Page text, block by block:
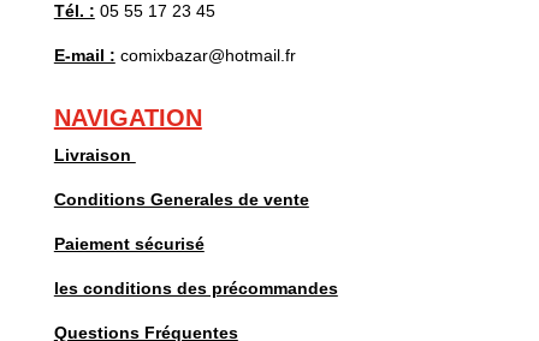
Tél. : 05 55 17 23 45
E-mail : comixbazar@hotmail.fr
NAVIGATION
Livraison
Conditions Generales de vente
Paiement sécurisé
les conditions des précommandes
Questions Fréquentes